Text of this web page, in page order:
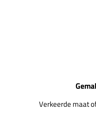
Verkeerde maat